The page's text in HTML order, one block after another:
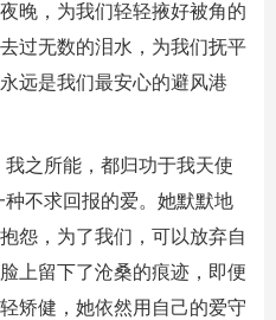
晚，为我们轻轻掖好被角的
过无数的泪水，为我们抚平
远是我们最安心的避风港
我之所能，都归功于我天使
不求回报的爱。她默默地
怨，为了我们，可以放弃自
上留下了沧桑的痕迹，即便
矫健，她依然用自己的爱守